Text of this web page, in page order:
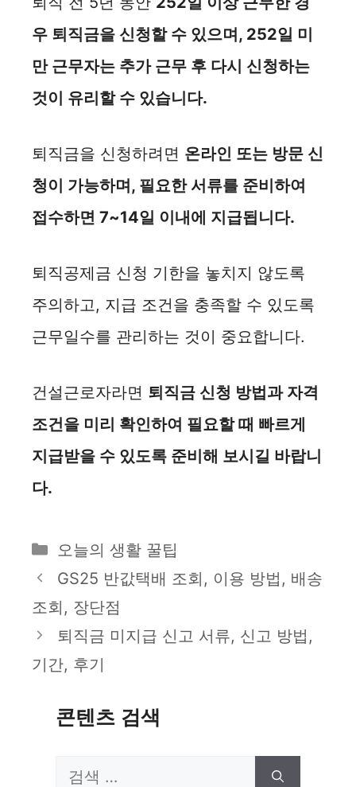
우 퇴직금을 신청할 수 있으며, 252일 미
만 근무자는 추가 근무 후 다시 신청하는
것이 유리할 수 있습니다.
퇴직금을 신청하려면 온라인 또는 방문 신
청이 가능하며, 필요한 서류를 준비하여
접수하면 7~14일 이내에 지급됩니다.
퇴직공제금 신청 기한을 놓치지 않도록
주의하고, 지급 조건을 충족할 수 있도록
근무일수를 관리하는 것이 중요합니다.
건설근로자라면 퇴직금 신청 방법과 자격
조건을 미리 확인하여 필요할 때 빠르게
지급받을 수 있도록 준비해 보시길 바랍니
다.
카
테
리
오늘의 생활 꿀팁
GS25 반값택배 조회, 이용 방법, 배송
조회, 장단점
퇴직금 미지급 신고 서류, 신고 방법,
기간, 후기
콘텐츠 검색
검